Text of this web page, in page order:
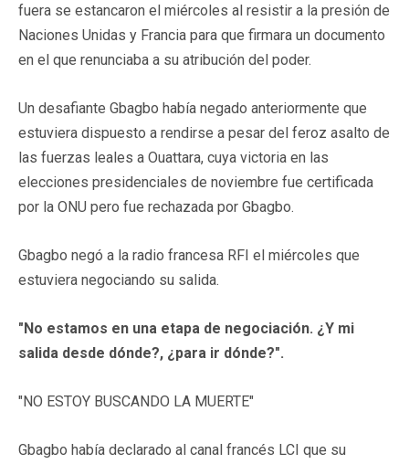
fuera se estancaron el miércoles al resistir a la presión de
Naciones Unidas y Francia para que firmara un documento
en el que renunciaba a su atribución del poder.
Un desafiante Gbagbo había negado anteriormente que
estuviera dispuesto a rendirse a pesar del feroz asalto de
las fuerzas leales a Ouattara, cuya victoria en las
elecciones presidenciales de noviembre fue certificada
por la ONU pero fue rechazada por Gbagbo.
Gbagbo negó a la radio francesa RFI el miércoles que
estuviera negociando su salida.
"No estamos en una etapa de negociación. ¿Y mi
salida desde dónde?, ¿para ir dónde?".
"NO ESTOY BUSCANDO LA MUERTE"
Gbagbo había declarado al canal francés LCI que su